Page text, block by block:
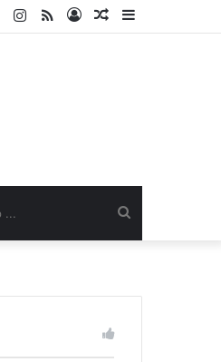
Kenar
Rastgele
Kayıt
RSS
Instagram
YouTube